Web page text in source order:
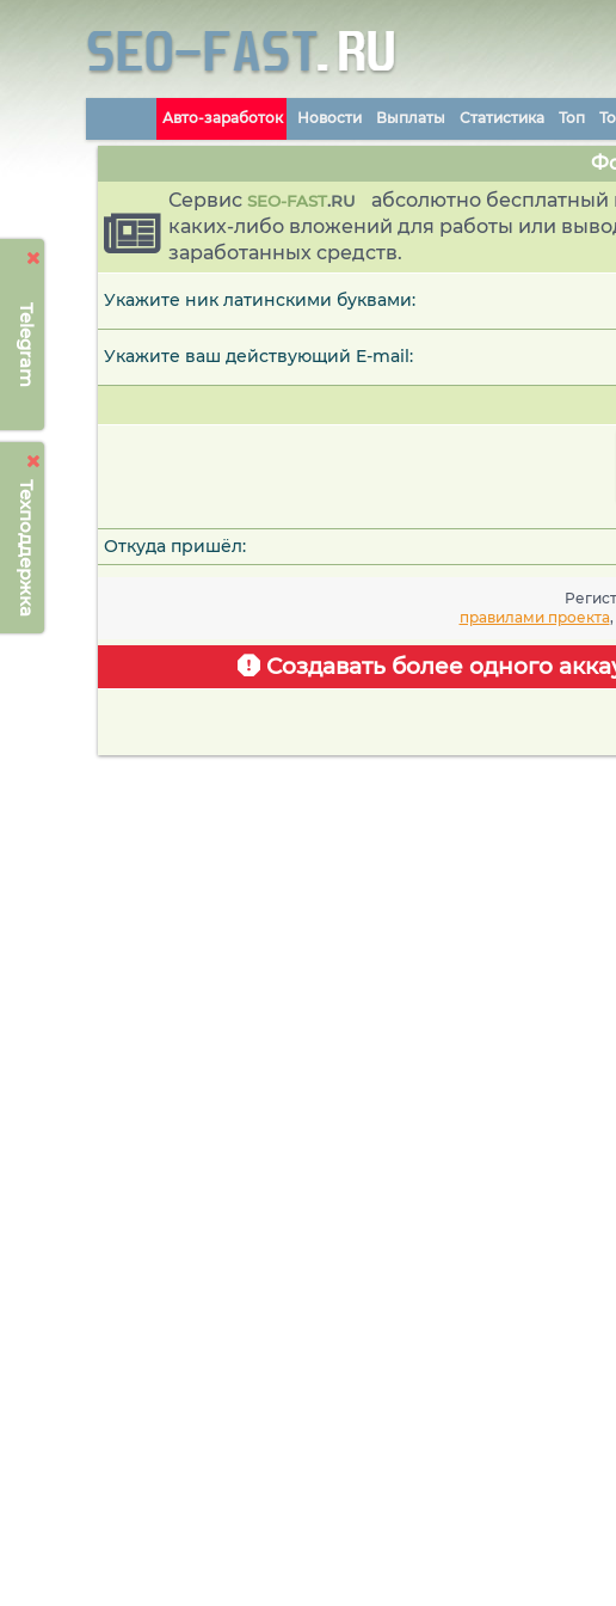
Telegram
Техподдержка
Авто-заработок Новости Выплаты Статистика Топ
Сервис SEO-FAST.RU
абсолютно бесплатный
каких-либо вложений для работы или
заработанных средств.
Укажите ник латинскими буквами:
Укажите ваш действующий E-mail:
Откуда пришёл:
правилами проекта,
Создавать более одного